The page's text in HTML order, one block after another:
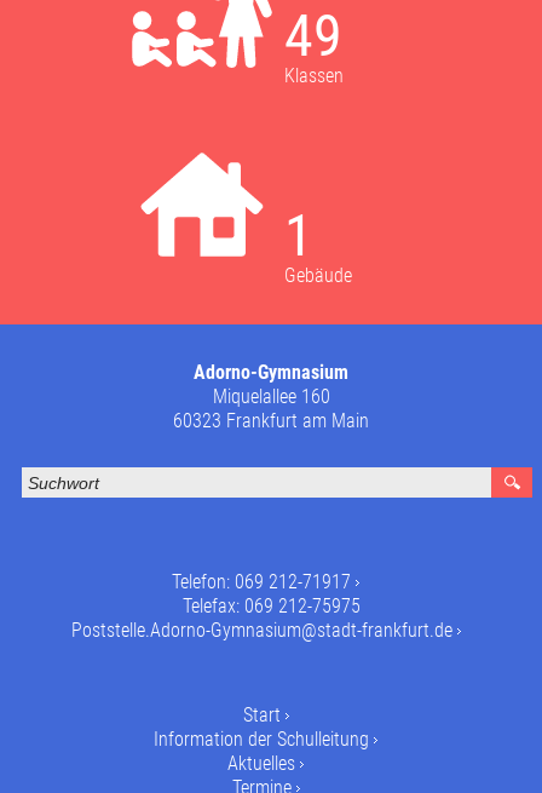
49
Klassen
1
Gebäude
Adorno-Gymnasium
Miquelallee 160
60323 Frankfurt am Main
Telefon: 069 212-71917
Telefax: 069 212-75975
Poststelle.Adorno-Gymnasium@stadt-frankfurt.de
Start
Information der Schulleitung
Aktuelles
Termine